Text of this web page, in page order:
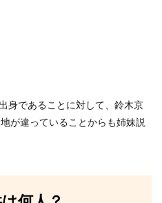
身であることに対して、鈴木京
が違っていることからも姉妹説